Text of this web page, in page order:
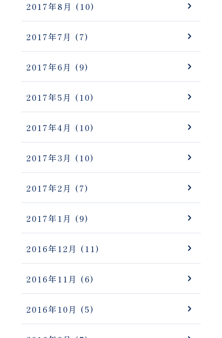
2017年8月 (10)
2017年7月 (7)
2017年6月 (9)
2017年5月 (10)
2017年4月 (10)
2017年3月 (10)
2017年2月 (7)
2017年1月 (9)
2016年12月 (11)
2016年11月 (6)
2016年10月 (5)